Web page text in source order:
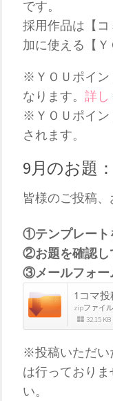
です。
採用作品は【
加に使える【Ｙ
※ＹＯＵポイン
なります。 詳し
※ＹＯＵポイン
されます。
9月のお題：
皆様のご投稿
①テンプレート
②お題を確認し
③メールフォー
1コマ
zipファイ
32.15 KB
※投稿いただい
は行っており
い。